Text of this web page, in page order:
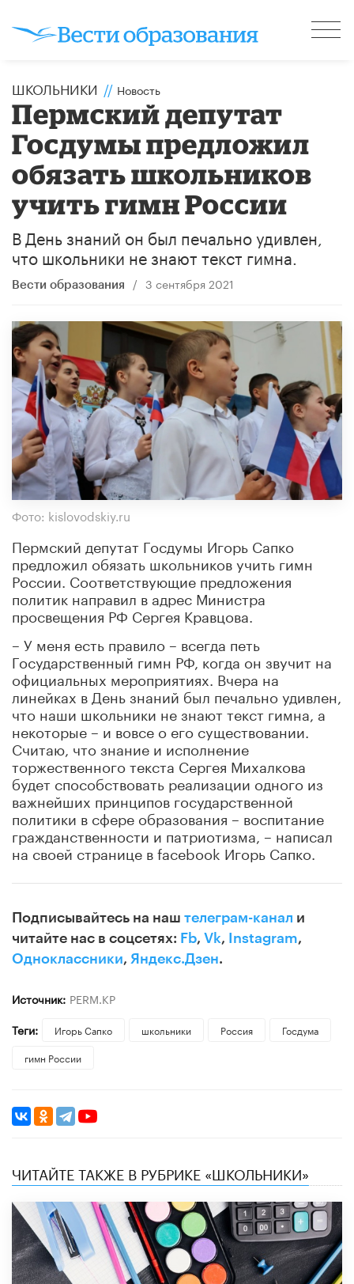
ШКОЛЬНИКИ // Новость
Пермский депутат
Госдумы предложил
обязать школьников
учить гимн России
В День знаний он был печально удивлен,
что школьники не знают текст гимна.
Вести образования / 3 сентября 2021
Фото: kislovodskiy.ru
Пермский депутат Госдумы Игорь Сапко
предложил обязать школьников учить гимн
России. Соответствующие предложения
политик направил в адрес Министра
просвещения РФ Сергея Кравцова.
– У меня есть правило – всегда петь
Государственный гимн РФ, когда он звучит на
официальных мероприятиях. Вчера на
линейках в День знаний был печально удивлен,
что наши школьники не знают текст гимна, а
некоторые – и вовсе о его существовании.
Считаю, что знание и исполнение
торжественного текста Сергея Михалкова
будет способствовать реализации одного из
важнейших принципов государственной
политики в сфере образования – воспитание
гражданственности и патриотизма, – написал
на своей странице в facebook Игорь Сапко.
Подписывайтесь на наш телеграм-канал и
читайте нас в соцсетях: Fb, Vk, Instagram,
Одноклассники, Яндекс.Дзен.
Источник: PERM.KP
Теги:
Игорь Сапко школьники Россия
Госдума
гимн России
ЧИТАЙТЕ ТАКЖЕ В РУБРИКЕ «ШКОЛЬНИКИ»